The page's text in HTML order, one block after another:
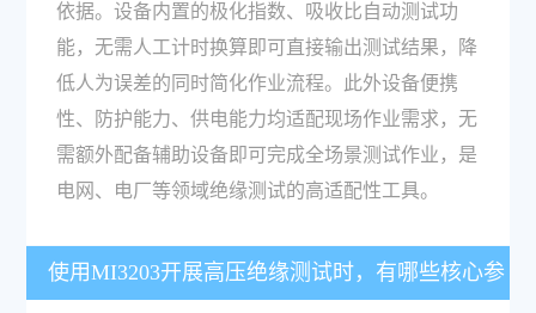
依据。设备内置的极化指数、吸收比自动测试功
能，无需人工计时换算即可直接输出测试结果，降
低人为误差的同时简化作业流程。此外设备便携
性、防护能力、供电能力均适配现场作业需求，无
需额外配备辅助设备即可完成全场景测试作业，是
电网、电厂等领域绝缘测试的高适配性工具。
使用MI3203开展高压绝缘测试时，有哪些核心参